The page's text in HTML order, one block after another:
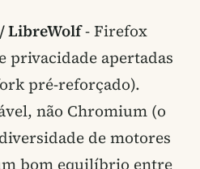
LibreWolf- Firefox
privacidade apertadas
pré-reforçado).
não Chromium (o
de motores
bom equilíbrio entre